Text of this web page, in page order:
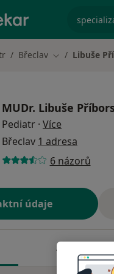
Břeclav Změna města
Libuše
MUDr. Libuše
Pediatr · Více
Břeclav 1 adresa
6 názorů
údaje
Adresy